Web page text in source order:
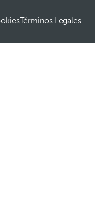
Términos Legales